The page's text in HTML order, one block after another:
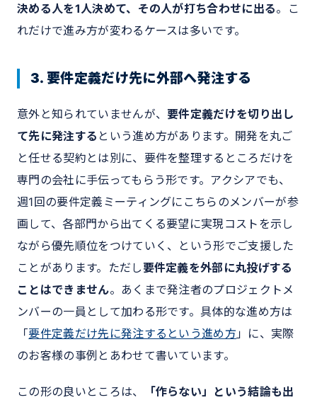
決める人を1人決めて、その人が打ち合わせに出る。こ
れだけで進み方が変わるケースは多いです。
3. 要件定義だけ先に外部へ発注する
意外と知られていませんが、 要件定義だけを切り出し
て先に発注する という進め方があります。開発を丸ご
と任せる契約とは別に、要件を整理するところだけを
専門の会社に手伝ってもらう形です。アクシアでも、
週1回の要件定義ミーティングにこちらのメンバーが参
画して、各部門から出てくる要望に実現コストを示し
ながら優先順位をつけていく、という形でご支援した
ことがあります。ただし 要件定義を外部に丸投げする
ことはできません。あくまで発注者のプロジェクトメ
ンバーの一員として加わる形です。具体的な進め方は
「要件定義だけ先に発注するという進め方 」に、実際
のお客様の事例とあわせて書いています。
この形の良いところは、
「作らない」という結論も出